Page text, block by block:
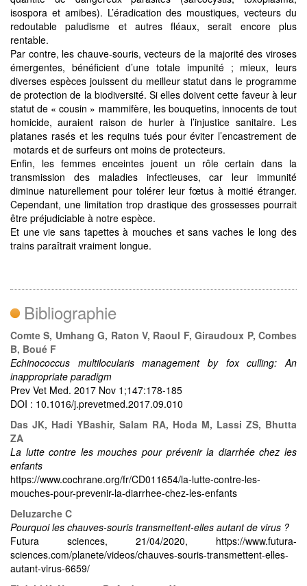
isospora et amibes). L’éradication des moustiques, vecteurs du
redoutable paludisme et autres fléaux, serait encore plus
rentable.
Par contre, les chauve-souris, vecteurs de la majorité des viroses
émergentes, bénéficient d’une totale impunité ; mieux, leurs
diverses espèces jouissent du meilleur statut dans le programme
de protection de la biodiversité. Si elles doivent cette faveur à leur
statut de « cousin » mammifère, les bouquetins, innocents de tout
homicide, auraient raison de hurler à l’injustice sanitaire. Les
platanes rasés et les requins tués pour éviter l’encastrement de
motards et de surfeurs ont moins de protecteurs.
Enfin, les femmes enceintes jouent un rôle certain dans la
transmission des maladies infectieuses, car leur immunité
diminue naturellement pour tolérer leur fœtus à moitié étranger.
Cependant, une limitation trop drastique des grossesses pourrait
être préjudiciable à notre espèce.
Et une vie sans tapettes à mouches et sans vaches le long des
trains paraîtrait vraiment longue.
Bibliographie
Comte S, Umhang G, Raton V, Raoul F, Giraudoux P, Combes
B, Boué F
Echinococcus multilocularis management by fox culling: An
inappropriate paradigm
Prev Vet Med. 2017 Nov 1;147:178-185
DOI : 10.1016/j.prevetmed.2017.09.010
Das JK, Hadi YBashir, Salam RA, Hoda M, Lassi ZS, Bhutta
ZA
La lutte contre les mouches pour prévenir la diarrhée chez les
enfants
https://www.cochrane.org/fr/CD011654/la-lutte-contre-les-
mouches-pour-prevenir-la-diarrhee-chez-les-enfants
Deluzarche C
Pourquoi les chauves-souris transmettent-elles autant de virus ?
Futura sciences, 21/04/2020, https://www.futura-
sciences.com/planete/videos/chauves-souris-transmettent-elles-
autant-virus-6659/